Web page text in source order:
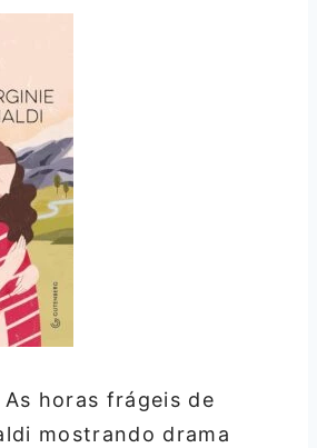
horas frágeis de
mostrando drama